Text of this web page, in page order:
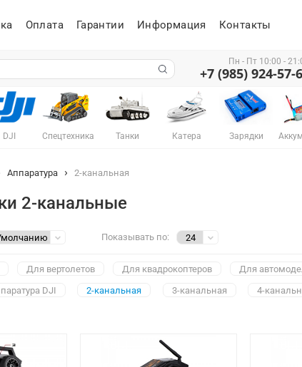
Оплата Гарантии Информация Контакты
Пн - Пт 10:00 -
+7 (985) 924-57-
DJI Спецтехника Танки Катера Зарядки
Аппаратура 2-канальная
2-канальные
Показывать по:
Для вертолетов Для квадрокоптеров Для
DJI 2-канальная 3-канальная 4-